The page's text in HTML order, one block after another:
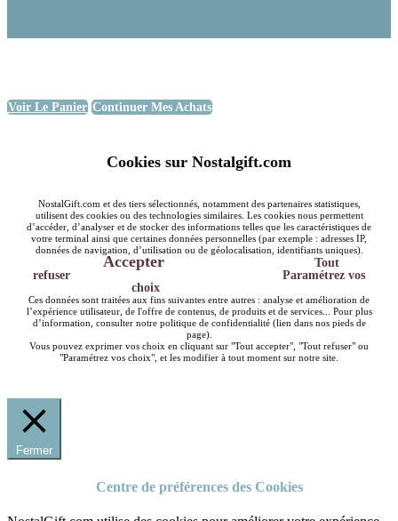
Voir Le Panier Continuer Mes Achats
Cookies sur Nostalgift.com
NostalGift.com et des tiers sélectionnés, notamment des partenaires statistiques,
utilisent des cookies ou des technologies similaires. Les cookies nous permettent
d’accéder, d’analyser et de stocker des informations telles que les caractéristiques de
votre terminal ainsi que certaines données personnelles (par exemple : adresses IP,
données de navigation, d’utilisation ou de géolocalisation, identifiants uniques).
Accepter
Tout
refuser
Paramétrez vos
choix
Ces données sont traitées aux fins suivantes entre autres : analyse et amélioration de
l’expérience utilisateur, de l'offre de contenus, de produits et de services... Pour plus
d’information, consulter notre politique de confidentialité (lien dans nos pieds de
page).
Vous pouvez exprimer vos choix en cliquant sur "Tout accepter", "Tout refuser" ou
"Paramétrez vos choix", et les modifier à tout moment sur notre site.
Fermer
Centre de préférences des Cookies